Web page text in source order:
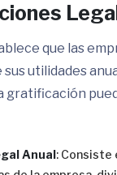
que las
utilidades
gratificación
Anual: Consiste